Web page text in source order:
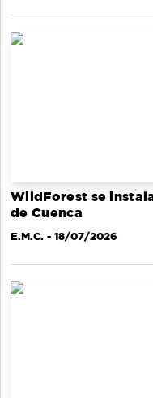
WildForest se
de Cuenca
E.M.C. - 18/07/2026